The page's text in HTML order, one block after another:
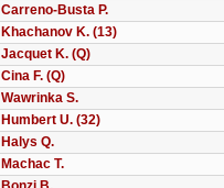
Carreno-Busta P.
Khachanov K. (13)
Jacquet K. (Q)
Cina F. (Q)
Wawrinka S.
Humbert U. (32)
Halys Q.
Machac T.